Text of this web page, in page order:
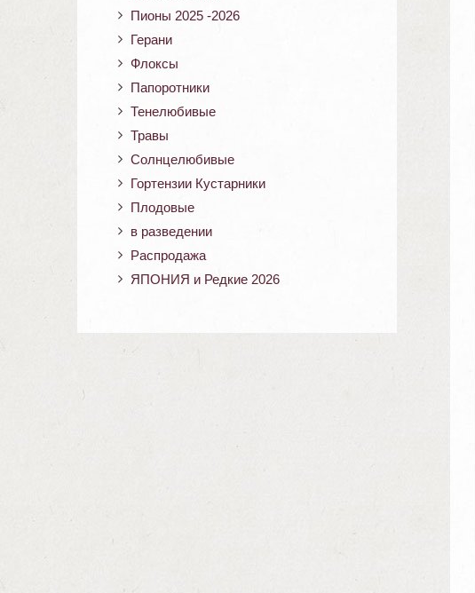
Пионы 2025 -2026
Герани
Флоксы
Папоротники
Тенелюбивые
Травы
Солнцелюбивые
Гортензии Кустарники
Плодовые
в разведении
Распродажа
ЯПОНИЯ и Редкие 2026